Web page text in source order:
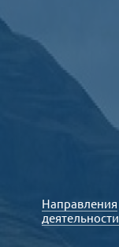
Направления
деятельности